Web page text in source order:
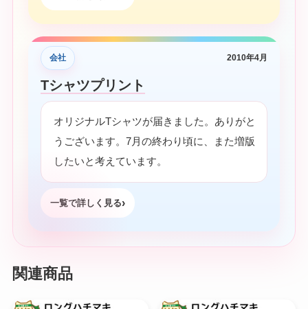
会社 2010年4月
Tシャツプリント
オリジナルTシャツが届きました。ありがと
うございます。7月の終わり頃に、また増版
したいと考えています。
一覧で詳しく見る
関連商品